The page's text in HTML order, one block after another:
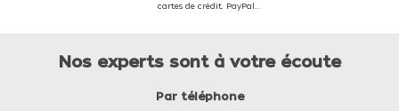
cartes de crédit, PayPal...
Nos experts sont à votre écoute
Par téléphone